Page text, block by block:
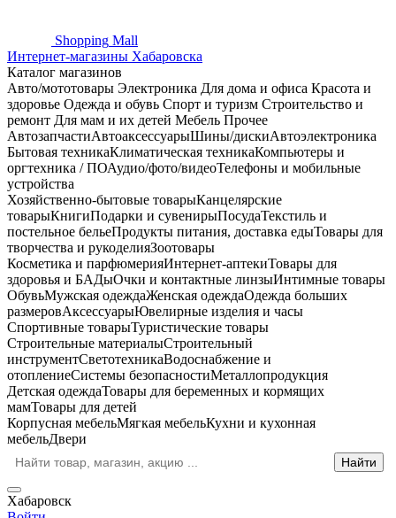
Shopping Mall
Интернет-магазины Хабаровска
Каталог магазинов
Авто/мототовары Электроника Для дома и офиса Красота и
здоровье Одежда и обувь Спорт и туризм Строительство и
ремонт Для мам и их детей Мебель Прочее
АвтозапчастиАвтоаксессуарыШины/дискиАвтоэлектроника
Бытовая техникаКлиматическая техникаКомпьютеры и
оргтехника / ПОАудио/фото/видеоТелефоны и мобильные
устройства
Хозяйственно-бытовые товарыКанцелярские
товарыКнигиПодарки и сувенирыПосудаТекстиль и
постельное бельеПродукты питания, доставка едыТовары для
творчества и рукоделияЗоотовары
Косметика и парфюмерияИнтернет-аптекиТовары для
здоровья и БАДыОчки и контактные линзыИнтимные товары
ОбувьМужская одеждаЖенская одеждаОдежда больших
размеровАксессуарыЮвелирные изделия и часы
Спортивные товарыТуристические товары
Строительные материалыСтроительный
инструментСветотехникаВодоснабжение и
отоплениеСистемы безопасностиМеталлопродукция
Детская одеждаТовары для беременных и кормящих
мамТовары для детей
Корпусная мебельМягкая мебельКухни и кухонная
мебельДвери
Хабаровск